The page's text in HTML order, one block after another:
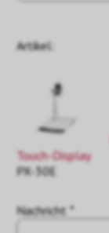
Artikel:
Touch-Display
PX-30E
Nachricht *